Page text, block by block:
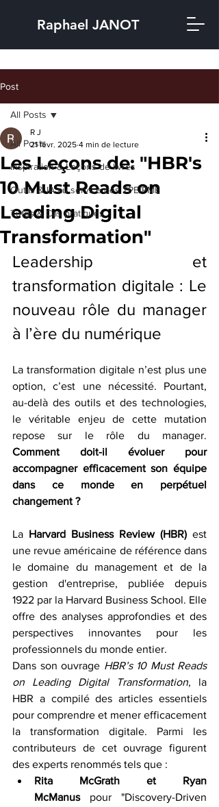
Raphael JANOT
Post
All Posts
Inspiration & Leçons de livres
Outils & IA au service des TPE/PME
Tutos & Cas pratiques
All Posts
Les Leçons de: "HBR's
10 Must Reads on
Leading Digital
Transformation"
R J
21 févr. 2025 4 min de lecture
Leadership et
transformation digitale : Le
nouveau rôle du manager
à l’ère du numérique
La transformation digitale n’est plus une
option, c’est une nécessité. Pourtant,
au-delà des outils et des technologies,
le véritable enjeu de cette mutation
Comment doit-il évoluer pour
accompagner efficacement son équipe
dans ce monde en perpétuel
changement ?
La Harvard Business Review (HBR) est
une revue américaine de référence dans
le domaine du management et de la
gestion d'entreprise, publiée depuis
1922 par la Harvard Business School. Elle
offre des analyses approfondies et des
perspectives innovantes pour les
professionnels du monde entier.
Dans son ouvrage HBR’s 10 Must Reads
on Leading Digital Transformation, la
HBR a compilé des articles essentiels
pour comprendre et mener efficacement
la transformation digitale. Parmi les
contributeurs de cet ouvrage figurent
des experts renommés tels que :
Rita McGrath et Ryan
McManus pour "Discovery-Driven